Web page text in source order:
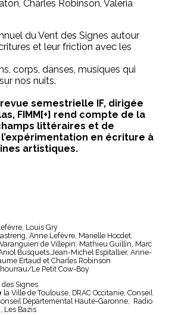
Charles Robinson, Valeria
du Vent des Signes autour
et leur friction avec les
corps, danses, musiques qui
nos nuits.
revue semestrielle IF, dirigée
FIMM[+] rend compte de la
littéraires et de
en écriture à
artistiques.
Louis Gry
Anne Lefèvre, Marielle Hocdet,
de Villepin, Mathieu Guillin, Marc
Busquets,Jean-Michel Espitallier, Anne-
Ertaud et Charles Robinson
Le Petit Cow-Boy
des Signes
la Ville de Toulouse, DRAC Occitanie, Conseil
Départemental Haute-Garonne, Radio
Les Bazis